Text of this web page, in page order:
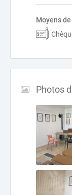
Moyens
Photos